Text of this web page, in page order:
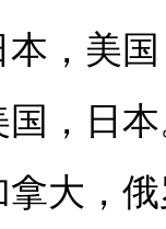
，美
，日
大，